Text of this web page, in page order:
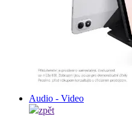
Audio - Video
zpět